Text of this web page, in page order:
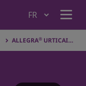
ALLEGRA® URTICAIRE